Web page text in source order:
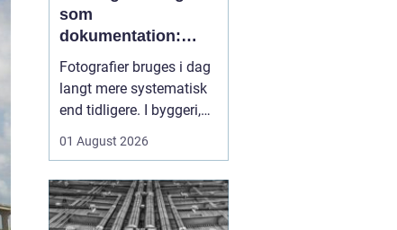
som
dokumentation:
sådan skaber
billeder overblik og
tryghed
Fotografier bruges i dag
langt mere systematisk
end tidligere. I byggeri,
arbejdsmiljø arbejder
fotoregistrering somen
fast del af
01 August 2026